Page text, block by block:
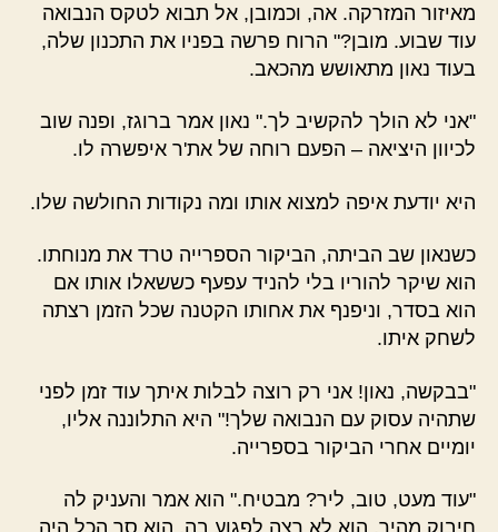
מאיזור המזרקה. אה, וכמובן, אל תבוא לטקס הנבואה
עוד שבוע. מובן?" הרוח פרשה בפניו את התכנון שלה,
בעוד נאון מתאושש מהכאב.
"אני לא הולך להקשיב לך." נאון אמר ברוגז, ופנה שוב
לכיוון היציאה – הפעם רוחה של את'ר איפשרה לו.
היא יודעת איפה למצוא אותו ומה נקודות החולשה שלו.
כשנאון שב הביתה, הביקור הספרייה טרד את מנוחתו.
הוא שיקר להוריו בלי להניד עפעף כששאלו אותו אם
הוא בסדר, וניפנף את אחותו הקטנה שכל הזמן רצתה
לשחק איתו.
"בבקשה, נאון! אני רק רוצה לבלות איתך עוד זמן לפני
שתהיה עסוק עם הנבואה שלך!" היא התלוננה אליו,
יומיים אחרי הביקור בספרייה.
"עוד מעט, טוב, ליר? מבטיח." הוא אמר והעניק לה
חיבוק מהיר. הוא לא רצה לפגוע בה, הוא סך הכל היה